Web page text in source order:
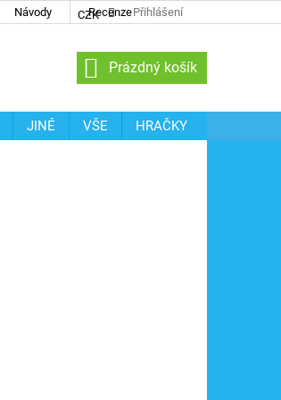
Návody Recenze
CZK Přihlášení
NÁKUPNÍ
KOŠÍK
Prázdný košík
JINÉ VŠE
HRAČKY